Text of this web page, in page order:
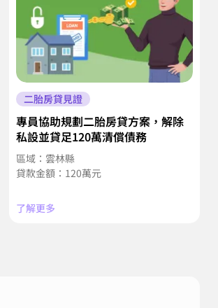
二胎房貸見證
專員協助規劃二胎房貸方案，解除
私設並貸足120萬清償債務
區域：雲林縣
貸款金額：120萬元
了解更多